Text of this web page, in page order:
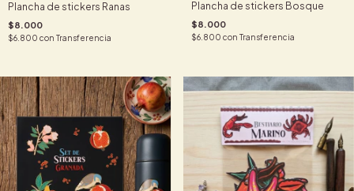
Plancha de stickers Ranas
$8.000
$6.800 con Transferencia
Plancha de stickers Bosque
$8.000
$6.800 con Transferencia